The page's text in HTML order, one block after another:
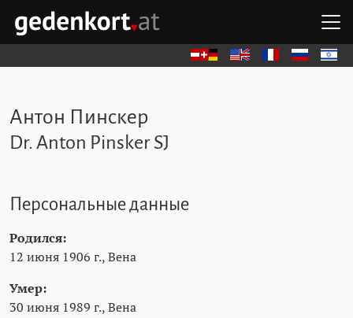
Перейти к содержимому
Перейти к навигации
Перейти к быстрым ссылкам
GEDENKORT - ГЛАВНАЯ
DeutschEnglish FrançaisРусский
עברית
Антон Пинскер
Dr. Anton Pinsker SJ
Персональные данные
Родился:
12 июня 1906 г., Вена
Умер:
30 июня 1989 г., Вена